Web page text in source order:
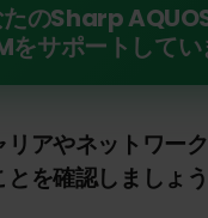
のSharp
をサポートしてい
リアやネットワー
を確認しましょう